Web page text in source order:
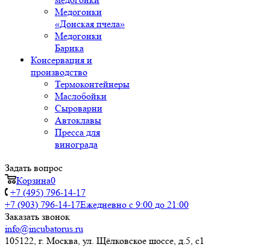
Медогонки
«Донская пчела»
Медогонки
Барика
Консервация и
производство
Термоконтейнеры
Маслобойки
Сыроварни
Автоклавы
Пресса для
винограда
Задать вопрос
Корзина0
+7 (495) 796-14-17
+7 (903) 796-14-17Ежедневно с 9:00 до 21:00
Заказать звонок
info@incubatorus.ru
105122, г. Москва, ул. Щёлковское шоссе, д.5, с1